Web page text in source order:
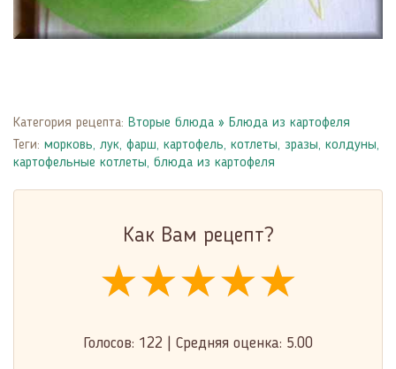
Категория рецепта: Вторые блюда » Блюда из картофеля
Теги: морковь, лук, фарш, картофель, котлеты, зразы, колдуны,
картофельные котлеты, блюда из картофеля
Как Вам рецепт?
★★★★★
★★★★★
★★★★★
Голосов: 122 Средняя оценка: 5.00